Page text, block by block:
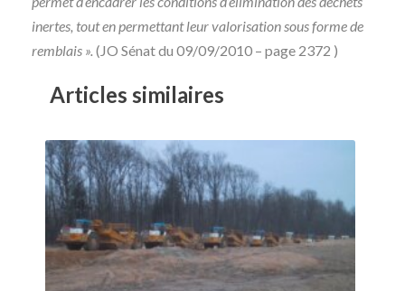
inertes, tout en permettant leur valorisation sous forme de
remblais ». (JO Sénat du 09/09/2010 – page 2372 )
Articles similaires